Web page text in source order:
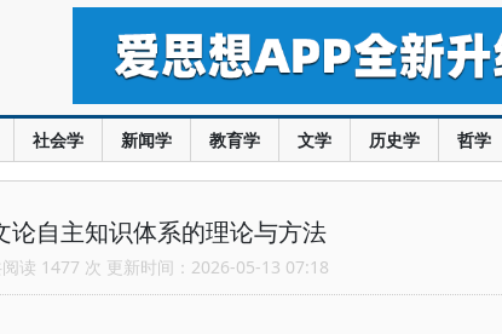
社会学 新闻学 教育学 文学 历史学 哲学
论自主知识体系的理论与方法
读 1477 次 更新时间：2026-05-13 07:18